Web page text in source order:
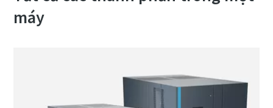
Đăng ký sự kiện webinar miễn phí
ngành sẽ giúp bạn hiểu thêm về các giải pháp tối ưu, hỗ trợ
nâng cao hiệu suất hệ thống máy nén khí, tạo khí,... Giới
thiệu các chương trình kiểm tra, bảo dưỡng giúp tăng tuổi
máy